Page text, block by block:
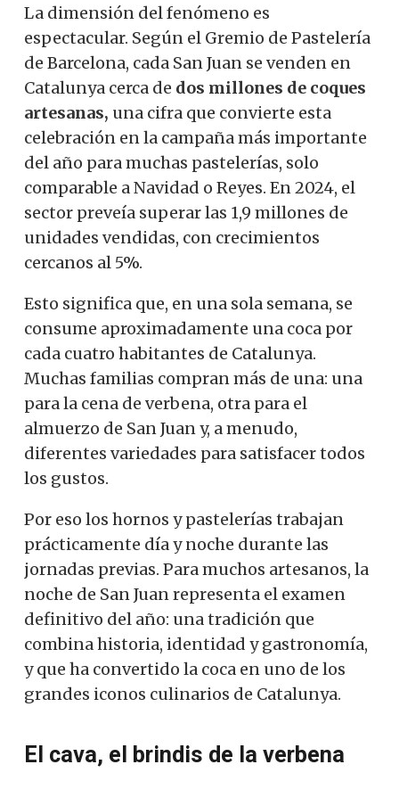
La dimensión del fenómeno es
espectacular. Según el Gremio de Pastelería
de Barcelona, ​​cada San Juan se venden en
Catalunya cerca de dos millones de coques
artesanas, una cifra que convierte esta
celebración en la campaña más importante
del año para muchas pastelerías, solo
comparable a Navidad o Reyes. En 2024, el
sector preveía superar las 1,9 millones de
unidades vendidas, con crecimientos
cercanos al 5%.
Esto significa que, en una sola semana, se
consume aproximadamente una coca por
cada cuatro habitantes de Catalunya.
Muchas familias compran más de una: una
para la cena de verbena, otra para el
almuerzo de San Juan y, a menudo,
diferentes variedades para satisfacer todos
los gustos.
Por eso los hornos y pastelerías trabajan
prácticamente día y noche durante las
jornadas previas. Para muchos artesanos, la
noche de San Juan representa el examen
definitivo del año: una tradición que
combina historia, identidad y gastronomía,
y que ha convertido la coca en uno de los
grandes iconos culinarios de Catalunya.
El cava, el brindis de la verbena